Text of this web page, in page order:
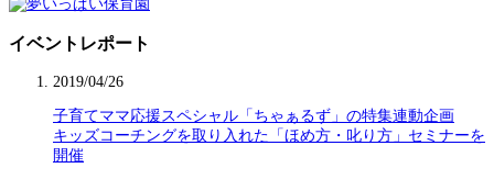
イベントレポート
2019/04/26
子育てママ応援スペシャル「ちゃぁるず」の特集連動企画
キッズコーチングを取り入れた「ほめ方・叱り方」セミナーを
開催